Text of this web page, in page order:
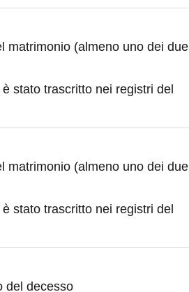
matrimonio (almeno uno dei due
stato trascritto nei registri del
matrimonio (almeno uno dei due
stato trascritto nei registri del
del decesso